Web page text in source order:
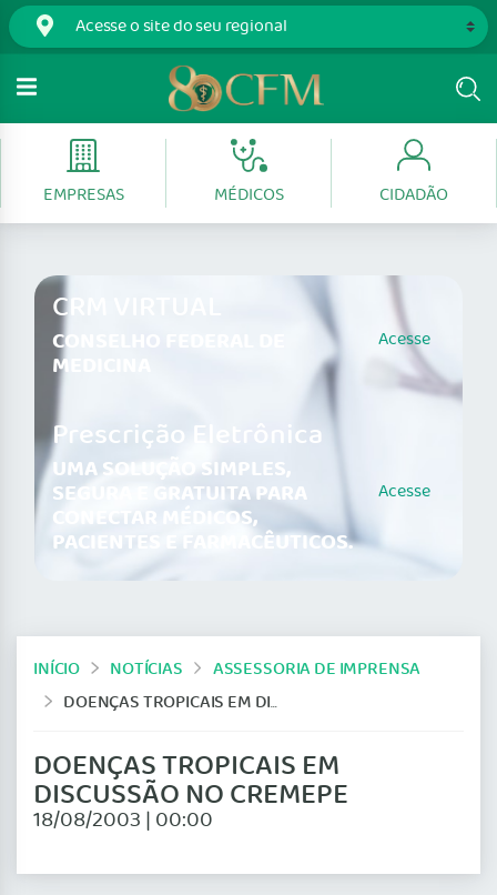
EMPRESAS MÉDICOS CIDADÃO
CRM VIRTUAL
CONSELHO FEDERAL DE
MEDICINA
Acesse
Prescrição Eletrônica
UMA SOLUÇÃO SIMPLES,
SEGURA E GRATUITA PARA
CONECTAR MÉDICOS,
PACIENTES E FARMACÊUTICOS.
Acesse
INÍCIO NOTÍCIAS
ASSESSORIA DE IMPRENSA
DOENÇAS TROPICAIS EM DISCUSSÃO NO CREMEPE
DOENÇAS TROPICAIS EM
DISCUSSÃO NO CREMEPE
18/08/2003 | 00:00